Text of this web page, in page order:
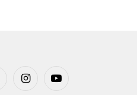
InstagramYouTube